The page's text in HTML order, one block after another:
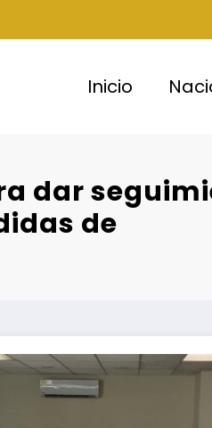
Inicio
dar
de